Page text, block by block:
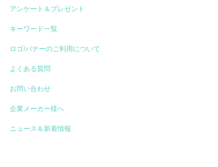
アンケート＆プレゼント
キーワード一覧
ロゴ/バナーのご利用について
よくある質問
お問い合わせ
企業メーカー様へ
ニュース＆新着情報